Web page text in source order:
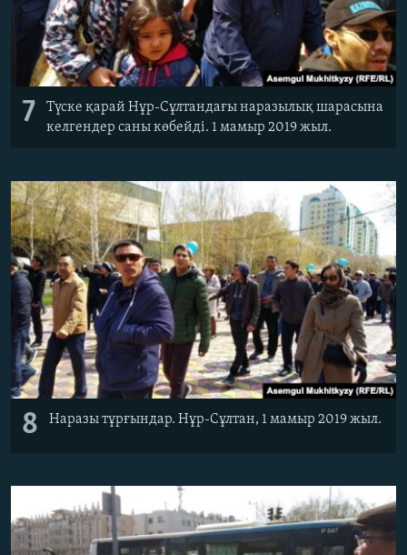
7
Түске қарай Нұр-Сұлтандағы наразылық шарасына
келгендер саны көбейді. 1 мамыр 2019 жыл.
8 Наразы тұрғындар. Нұр-Сұлтан, 1 мамыр 2019 жыл.